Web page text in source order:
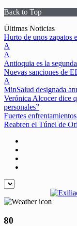
Back to Top
Skip
to
content
Últimas Noticias
Hurto de unos zapatos
A
A
Antioquia es la
Nuevas sanciones de
A
MinSalud designada
Verónica Alcocer dice
personales”
Fuertes
Reabren el Túnel de
80